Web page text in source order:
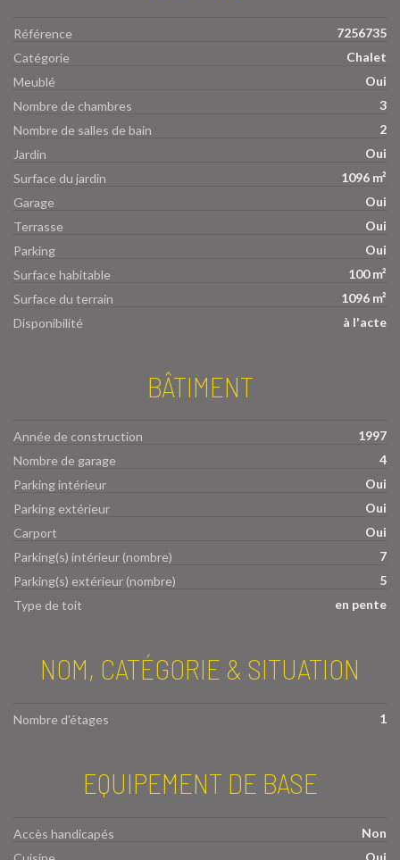
Référence
7256735
Catégorie
Chalet
Meublé
Oui
Nombre de chambres
3
Nombre de salles de bain
2
Jardin
Oui
Surface du jardin
1096 m²
Garage
Oui
Terrasse
Oui
Parking
Oui
Surface habitable
100 m²
Surface du terrain
1096 m²
Disponibilité
à l'acte
BÂTIMENT
Année de construction
1997
Nombre de garage
4
Parking intérieur
Oui
Parking extérieur
Oui
Carport
Oui
Parking(s) intérieur (nombre)
7
Parking(s) extérieur (nombre)
5
Type de toit
en pente
NOM, CATÉGORIE & SITUATION
Nombre d'étages 1
EQUIPEMENT DE BASE
Accès handicapés
Non
Oui